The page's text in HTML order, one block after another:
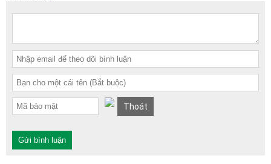
Thoát
Gửi bình luận